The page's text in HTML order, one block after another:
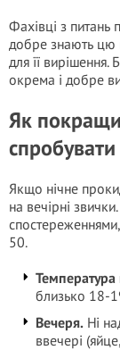
Фахівці з питань
добре знають цю
для її
окрема і добре
Як
спробувати
Якщо нічне
на вечірні
50.
Температура
близько 18-
Вечеря. Ні
ввечері